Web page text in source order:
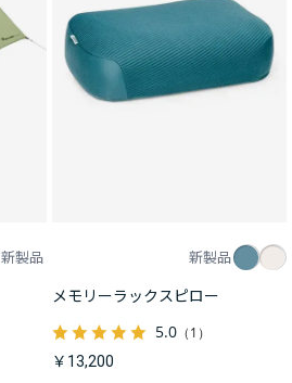
新製品 新製品
メモリーラックスピロー
5.0（1）
￥13,200